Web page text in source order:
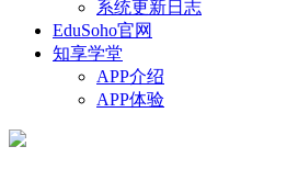
系统更新日志
EduSoho官网
知享学堂
APP介绍
APP体验